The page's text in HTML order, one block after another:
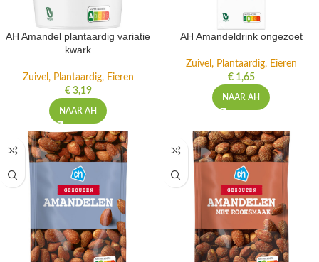
AH Amandel plantaardig variatie
kwark
Zuivel, Plantaardig, Eieren
€3,19
NAAR AH
AH Amandeldrink ongezoet
Zuivel, Plantaardig, Eieren
€1,65
NAAR AH